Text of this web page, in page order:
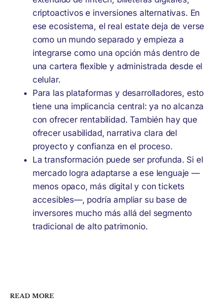
criptoactivos e inversiones alternativas. En
ese ecosistema, el real estate deja de verse
como un mundo separado y empieza a
integrarse como una opción más dentro de
una cartera flexible y administrada desde el
celular.
Para las plataformas y desarrolladores, esto
tiene una implicancia central: ya no alcanza
con ofrecer rentabilidad. También hay que
ofrecer usabilidad, narrativa clara del
proyecto y confianza en el proceso.
La transformación puede ser profunda. Si el
mercado logra adaptarse a ese lenguaje —
menos opaco, más digital y con tickets
accesibles—, podría ampliar su base de
inversores mucho más allá del segmento
tradicional de alto patrimonio.
READ MORE